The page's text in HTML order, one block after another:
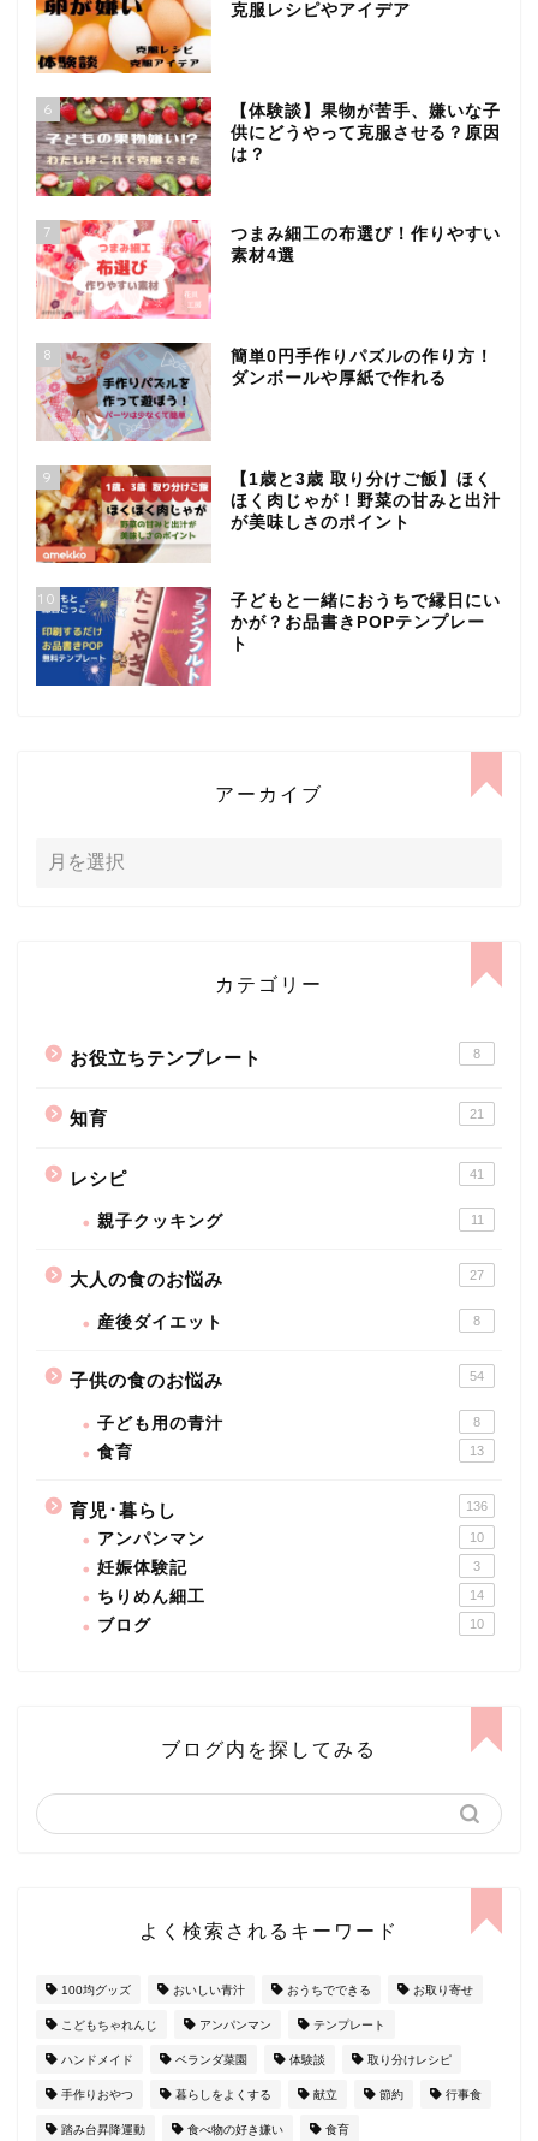
克服レシピやアイデア
6
【体験談】果物が苦手、嫌いな子
供にどうやって克服させる？原因
は？
7
つまみ細工の布選び！作りやすい
素材4選
8
簡単0円手作りパズルの作り方！
ダンボールや厚紙で作れる
9
【1歳と3歳 取り分けご飯】ほく
ほく肉じゃが！野菜の甘みと出汁
が美味しさのポイント
10
子どもと一緒におうちで縁日にい
かが？お品書きPOPテンプレー
ト
アーカイブ
カテゴリー
お役立ちテンプレート 8
知育 21
レシピ 41
親子クッキング 11
大人の食のお悩み 27
産後ダイエット 8
子供の食のお悩み 54
子ども用の青汁 8
食育 13
育児･暮らし 136
アンパンマン 10
妊娠体験記 3
ちりめん細工 14
ブログ 10
ブログ内を探してみる
よく検索されるキーワード
100均グッズ おいしい青汁 おうちでできる お取り寄せ
こどもちゃれんじ アンパンマン テンプレート
ハンドメイド ベランダ菜園 体験談 取り分けレシピ
手作りおやつ 暮らしをよくする 献立 節約 行事食
踏み台昇降運動 食べ物の好き嫌い 食育